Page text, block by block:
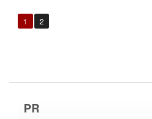
1 2
PR